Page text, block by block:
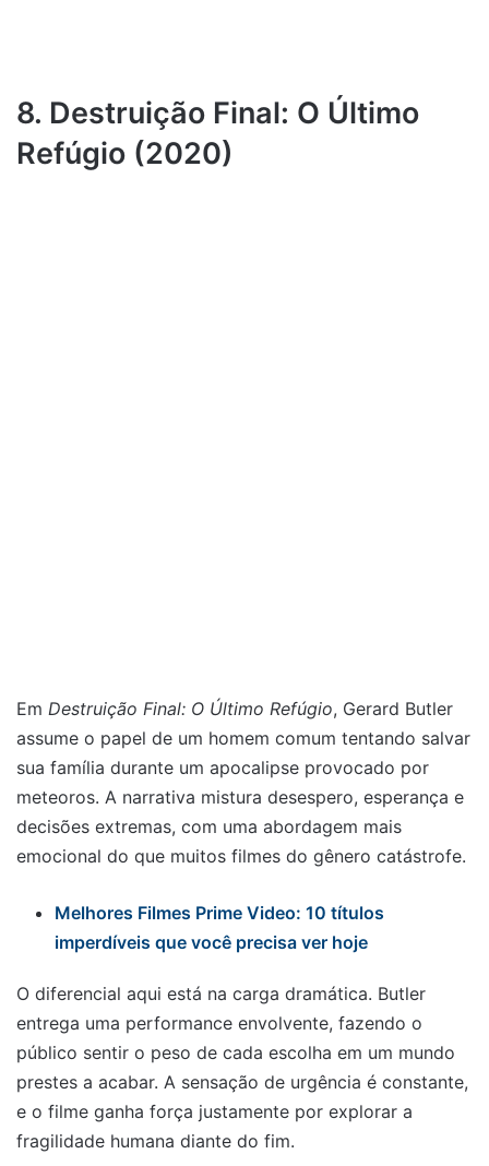
8. Destruição Final: O Último
Refúgio (2020)
Em Destruição Final: O Último Refúgio, Gerard Butler
assume o papel de um homem comum tentando salvar
sua família durante um apocalipse provocado por
meteoros. A narrativa mistura desespero, esperança e
decisões extremas, com uma abordagem mais
emocional do que muitos filmes do gênero catástrofe.
Melhores Filmes Prime Video: 10 títulos
imperdíveis que você precisa ver hoje
O diferencial aqui está na carga dramática. Butler
entrega uma performance envolvente, fazendo o
público sentir o peso de cada escolha em um mundo
prestes a acabar. A sensação de urgência é constante,
e o filme ganha força justamente por explorar a
fragilidade humana diante do fim.